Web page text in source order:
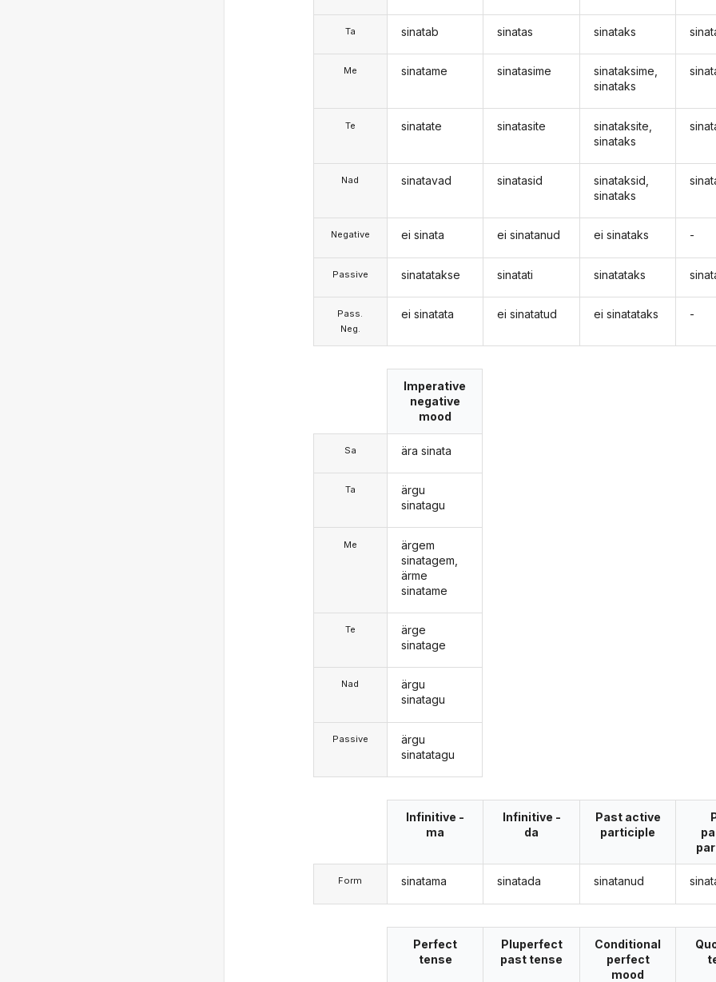
Ta
Me
Te
Nad
Negative
Passive
Pass.
Neg.
sinatab
sinatame
sinatate
sinatavad
ei sinata
sinatatakse
ei sinatata
sinatas
sinatasime
sinatasite
sinatasid
ei sinatanud
sinatati
ei sinatatud
sinataks
sinataksime,
sinataks
sinataksite,
sinataks
sinataksid,
sinataks
ei sinataks
sinatataks
ei sinatataks
-
-
Sa
Ta
Me
Te
Nad
Passive
Imperative
negative
mood
ära sinata
ärgu
sinatagu
ärgem
sinatagem,
ärme
sinatame
ärge
sinatage
ärgu
sinatagu
ärgu
sinatatagu
Form
Infinitive -
ma
sinatama
Infinitive -
da
sinatada
Past active
participle
sinatanud
Perfect
tense
Pluperfect
past tense
Conditional
perfect
mood